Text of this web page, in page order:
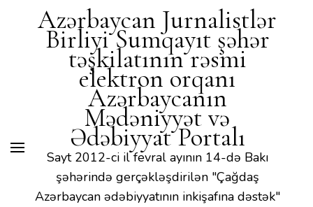
Mədəniyyət və Ədəbiyyat
Portalı
Azərbaycan Jurnalistlər
Birliyi Sumqayıt şəhər
təşkilatının rəsmi
elektron orqanı
Azərbaycanın
Mədəniyyət və
Ədəbiyyat Portalı
Sayt 2012-ci il fevral ayının 14-də Bakı
şəhərində gerçəkləşdirilən "Çağdaş
Azərbaycan ədəbiyyatının inkişafına dəstək"